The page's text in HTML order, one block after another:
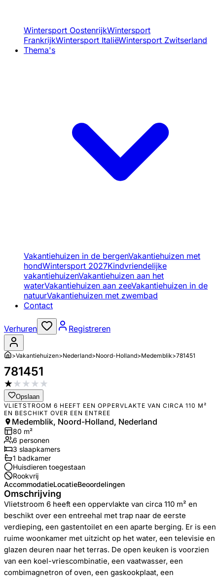
Wintersport OostenrijkWintersport
FrankrijkWintersport ItaliëWintersport Zwitserland
Thema's
Vakantiehuizen in de bergenVakantiehuizen met
hondWintersport 2027Kindvriendelijke
vakantiehuizenVakantiehuizen aan het
waterVakantiehuizen aan zeeVakantiehuizen in de
natuurVakantiehuizen met zwembad
Contact
Verhuren Registreren
>Vakantiehuizen>Nederland>Noord-Holland>Medemblik>781451
781451
★★★★★
Opslaan
VLIETSTROOM 6 HEEFT EEN OPPERVLAKTE VAN CIRCA 110 M²
EN BESCHIKT OVER EEN ENTREE
Medemblik, Noord-Holland, Nederland
80 m²
6 personen
3 slaapkamers
1 badkamer
Huisdieren toegestaan
Rookvrij
AccommodatieLocatieBeoordelingen
Omschrijving
Vlietstroom 6 heeft een oppervlakte van circa 110 m² en
beschikt over een entreehal met trap naar de eerste
verdieping, een gastentoilet en een aparte berging. Er is een
ruime woonkamer met uitzicht op het water, een televisie en
glazen deuren naar het terras. De open keuken is voorzien
van een koel-vriescombinatie, een vaatwasser, een
combimagnetron of oven, een gaskookplaat, een